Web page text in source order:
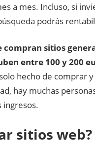
a mes. Incluso, si
podrás
compran sitios
entre 100 y 200
hecho de comprar
hay muchas
ingresos.
sitios web?